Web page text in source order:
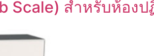
Scale) สำหรับห้อง